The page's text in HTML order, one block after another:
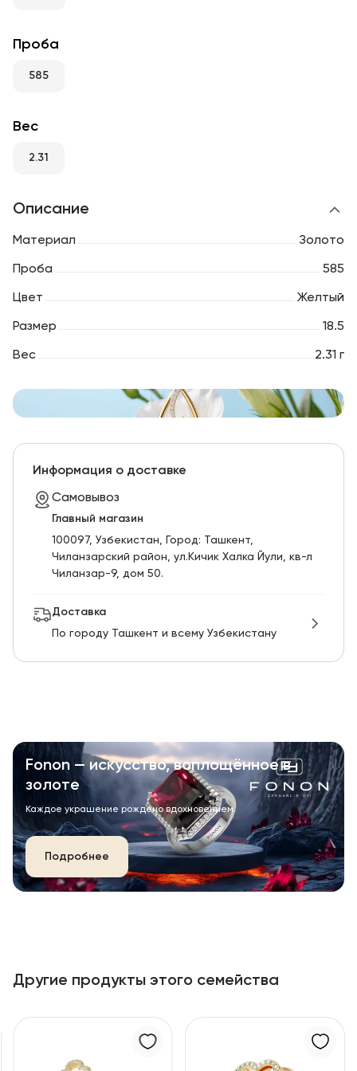
Проба
585
Вес
2.31
Описание
Материал Золото
Проба 585
Цвет Желтый
Размер 18.5
Вес 2.31 г
Информация о доставке
Самовывоз
Главный магазин
100097, Узбекистан, Город: Ташкент,
Чиланзарский pайон, ул.Кичик Халка Йули, кв-л
Чиланзар-9, дом 50.
Доставка
По городу Ташкент и всему Узбекистану
Fonon — искусство, воплощённое в
золоте
Каждое украшение рождено вдохновением.
Подробнее
Другие продукты этого семейства